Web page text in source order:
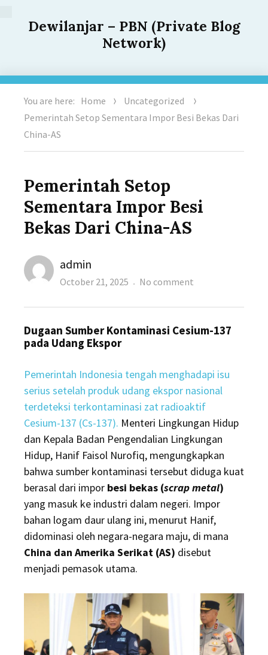
Dewilanjar – PBN (Private Blog
Network)
You are here: Home
Uncategorized
Pemerintah Setop Sementara Impor Besi Bekas Dari
China-AS
Pemerintah Setop
Sementara Impor Besi
Bekas Dari China-AS
Author
admin
Posted
October 21, 2025 No comment
Sementara
Bekas
AS
Dugaan Sumber Kontaminasi Cesium-137
pada Udang Ekspor
Pemerintah Indonesia tengah menghadapi isu
serius setelah produk udang ekspor nasional
terdeteksi terkontaminasi zat radioaktif
Cesium-137 (Cs-137). Menteri Lingkungan Hidup
dan Kepala Badan Pengendalian Lingkungan
Hidup, Hanif Faisol Nurofiq, mengungkapkan
bahwa sumber kontaminasi tersebut diduga kuat
berasal dari impor besi bekas (scrap metal)
yang masuk ke industri dalam negeri. Impor
bahan logam daur ulang ini, menurut Hanif,
didominasi oleh negara-negara maju, di mana
China dan Amerika Serikat (AS) disebut
menjadi pemasok utama.